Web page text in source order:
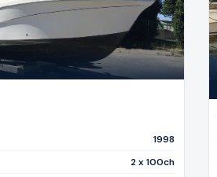
1998
2 x 100ch